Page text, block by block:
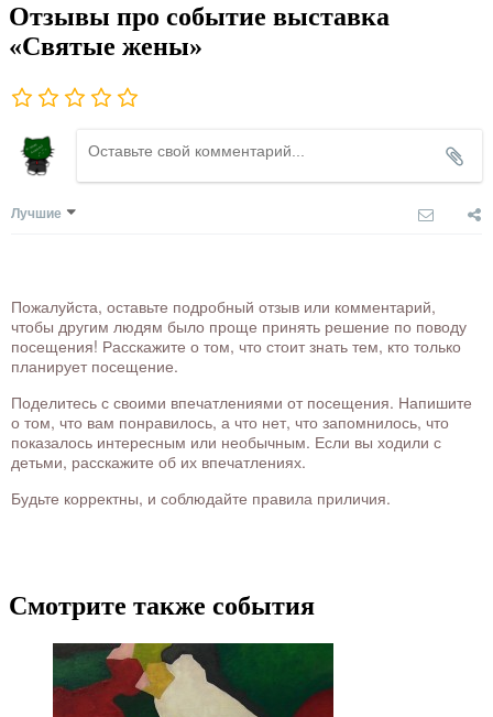
Отзывы про событие выставка
«Святые жены»
Лучшие
Пожалуйста, оставьте подробный отзыв или комментарий,
чтобы другим людям было проще принять решение по поводу
посещения! Расскажите о том, что стоит знать тем, кто только
планирует посещение.
Поделитесь с своими впечатлениями от посещения. Напишите
о том, что вам понравилось, а что нет, что запомнилось, что
показалось интересным или необычным. Если вы ходили с
детьми, расскажите об их впечатлениях.
Будьте корректны, и соблюдайте правила приличия.
Смотрите также события